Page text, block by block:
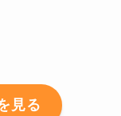
見る